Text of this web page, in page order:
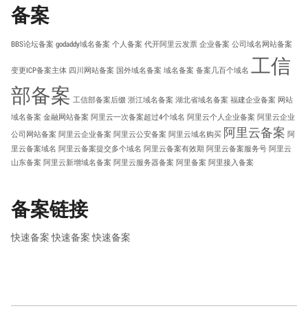
备案
BBS论坛备案 godaddy域名备案 个人备案 代开阿里云发票 企业备案 公司域名网站备案
变更ICP备案主体 四川网站备案 国外域名备案 域名备案 备案几百个域名 工信
部备案 工信部备案后缀 浙江域名备案 湖北省域名备案 福建企业备案 网站
域名备案 金融网站备案 阿里云一次备案超过4个域名 阿里云个人企业备案 阿里云企业
公司网站备案 阿里云企业备案 阿里云公安备案 阿里云域名购买 阿里云备案 阿
里云备案域名 阿里云备案提交多个域名 阿里云备案有效期 阿里云备案服务号 阿里云
山东备案 阿里云新增域名备案 阿里云服务器备案 阿里备案 阿里接入备案
备案链接
快速备案 快速备案 快速备案